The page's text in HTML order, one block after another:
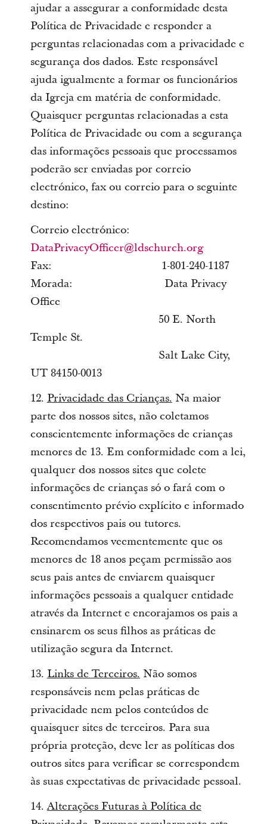
ajudar a assegurar a conformidade desta
Política de Privacidade e responder a
perguntas relacionadas com a privacidade e
segurança dos dados. Este responsável
ajuda igualmente a formar os funcionários
da Igreja em matéria de conformidade.
Quaisquer perguntas relacionadas a esta
Política de Privacidade ou com a segurança
das informações pessoais que processamos
poderão ser enviadas por correio
electrónico, fax ou correio para o seguinte
destino:
Correio electrónico:
DataPrivacyOfficer@ldschurch.org
Fax: 1-801-240-1187
Morada: Data Privacy
Office
50 E. North
Temple St.
Salt Lake City,
UT 84150-0013
12.Privacidade das Crianças.Na maior
parte dos nossos sites, não coletamos
conscientemente informações de crianças
menores de 13. Em conformidade com a lei,
qualquer dos nossos sites que colete
informações de crianças só o fará com o
consentimento prévio explícito e informado
dos respectivos pais ou tutores.
Recomendamos veementemente que os
menores de 18 anos peçam permissão aos
seus pais antes de enviarem quaisquer
informações pessoais a qualquer entidade
através da Internet e encorajamos os pais a
ensinarem os seus filhos as práticas de
utilização segura da Internet.
13.Links de Terceiros.Não somos
responsáveis nem pelas práticas de
privacidade nem pelos conteúdos de
quaisquer sites de terceiros. Para sua
própria proteção, deve ler as políticas dos
outros sites para verificar se correspondem
às suas expectativas de privacidade pessoal.
14.Alterações Futuras à Política de